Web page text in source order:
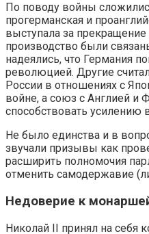
По поводу войны
прогерманская и
выступала за
производство были
надеялись, что Германия
революцией. Другие
России в отношениях с
войне, а союз с Англией и
способствовать усилению
Не было единства и в
звучали призывы как
расширить полномочия
отменить самодержавие
Недоверие к
Николай II принял на себя